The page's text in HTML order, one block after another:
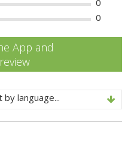
0
App and
by language...